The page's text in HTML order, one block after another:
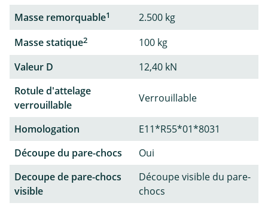
Masse remorquable1
2.500 kg
Masse statique2
100 kg
Valeur D
12,40 kN
Rotule d'attelage
verrouillable
Verrouillable
Homologation
E11*R55*01*8031
Découpe du pare-chocs
Oui
Decoupe de pare-chocs
visible
Découpe visible du pare-
chocs